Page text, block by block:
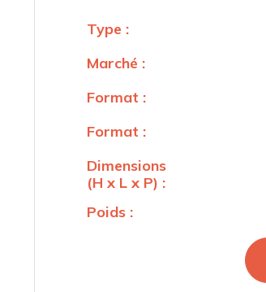
Type :
Marché :
Format :
Format :
Dimensions
(H x L x P) :
Poids :